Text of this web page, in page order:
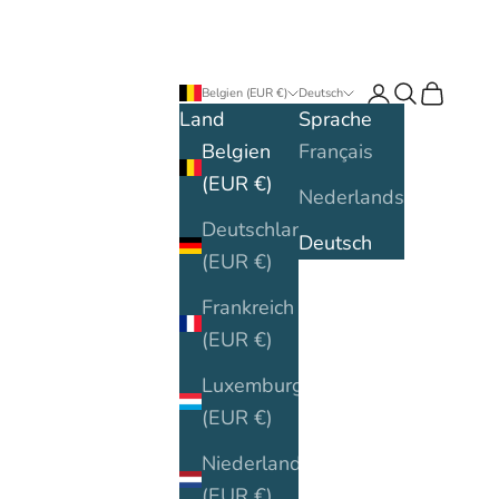
Belgien (EUR €)
Land
Belgien
(EUR €)
Deutschland
(EUR €)
Frankreich
(EUR €)
Luxemburg
(EUR €)
Niederlande
Deutsch
Sprache
Français
Nederlands
Deutsch
Anmelden
Suchen